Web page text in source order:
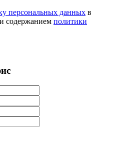
персональных данных в
содержанием политики